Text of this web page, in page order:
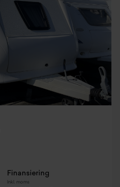
Finansiering
Inkl. moms